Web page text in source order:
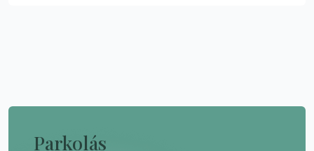
Parkolás